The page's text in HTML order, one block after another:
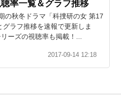
聴率一覧＆グラフ推移
の秋冬ドラマ「科捜研の女 第17
ラフ推移を速報で更新しま
ーズの視聴率も掲載！...
2017-09-14 12:18